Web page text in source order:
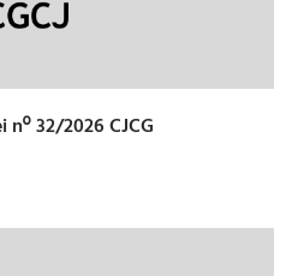
32/2026 CJCG